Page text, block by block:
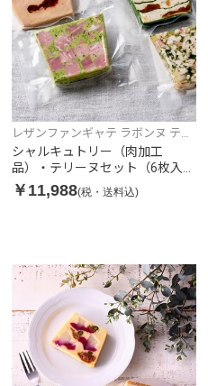
レザンファンギャテ ラボンヌ テリ
ーヌ
シャルキュトリー（肉加工
品）・テリーヌセット（6枚入
り）
￥11,988(税・送料込)